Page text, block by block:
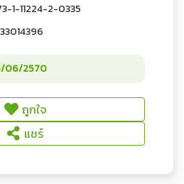
1-11224-2-0335
06/2570
ถูกใจ
แชร์